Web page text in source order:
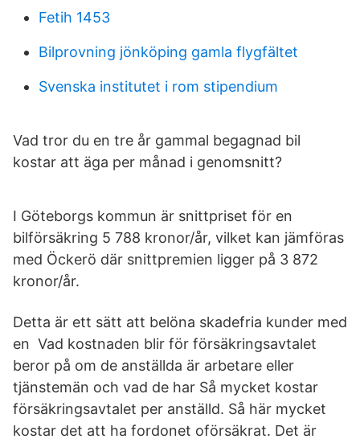
Fetih 1453
Bilprovning jönköping gamla flygfältet
Svenska institutet i rom stipendium
Vad tror du en tre år gammal begagnad bil
kostar att äga per månad i genomsnitt?
I Göteborgs kommun är snittpriset för en
bilförsäkring 5 788 kronor/år, vilket kan jämföras
med Öckerö där snittpremien ligger på 3 872
kronor/år.
Detta är ett sätt att belöna skadefria kunder med
en Vad kostnaden blir för försäkringsavtalet
beror på om de anställda är arbetare eller
tjänstemän och vad de har Så mycket kostar
försäkringsavtalet per anställd. Så här mycket
kostar det att ha fordonet oförsäkrat. Det är